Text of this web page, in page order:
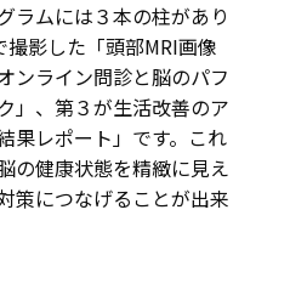
ラムには３本の柱があり
撮影した「頭部MRI画像
ンライン問診と脳のパフ
」、第３が生活改善のア
果レポート」です。これ
の健康状態を精緻に見え
策につなげることが出来